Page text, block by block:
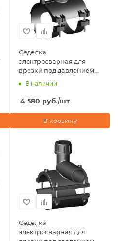
Седелка
электросварная для
врезки под давлением
D75х32 ПЭ100 SDR 11
В наличии
4 580 руб./шт
В корзину
Седелка
электросварная для